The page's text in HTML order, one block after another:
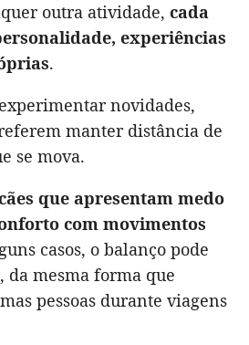
outra atividade, cada
experiências
.
novidades,
manter distância de
se mova.
que apresentam medo
com movimentos
casos, o balanço pode
da mesma forma que
pessoas durante viagens